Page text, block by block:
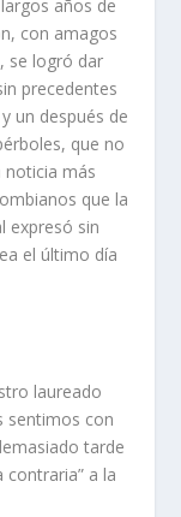
años de
con amagos
se logró dar
precedentes
un después de
que no
noticia más
que la
expresó sin
el último día
laureado
sentimos con
tarde
a la